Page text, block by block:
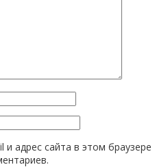
адрес сайта в этом браузере